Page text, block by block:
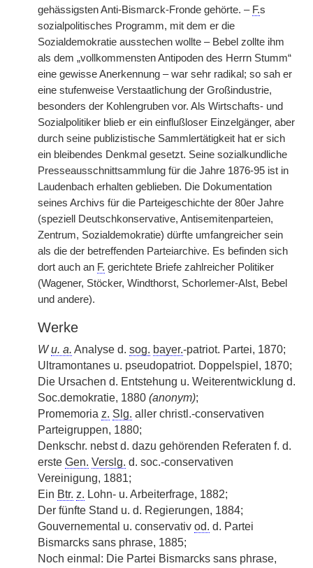
gehässigsten Anti-Bismarck-Fronde gehörte. – F.s
sozialpolitisches Programm, mit dem er die
Sozialdemokratie ausstechen wollte – Bebel zollte ihm
als dem „vollkommensten Antipoden des Herrn Stumm“
eine gewisse Anerkennung – war sehr radikal; so sah er
eine stufenweise Verstaatlichung der Großindustrie,
besonders der Kohlengruben vor. Als Wirtschafts- und
Sozialpolitiker blieb er ein einflußloser Einzelgänger, aber
durch seine publizistische Sammlertätigkeit hat er sich
ein bleibendes Denkmal gesetzt. Seine sozialkundliche
Presseausschnittsammlung für die Jahre 1876-95 ist in
Laudenbach erhalten geblieben. Die Dokumentation
seines Archivs für die Parteigeschichte der 80er Jahre
(speziell Deutschkonservative, Antisemitenparteien,
Zentrum, Sozialdemokratie) dürfte umfangreicher sein
als die der betreffenden Parteiarchive. Es befinden sich
dort auch an F. gerichtete Briefe zahlreicher Politiker
(Wagener, Stöcker, Windthorst, Schorlemer-Alst, Bebel
und andere).
Werke
Wu. a. Analyse d. sog. bayer.-patriot. Partei, 1870;
Ultramontanes u. pseudopatriot. Doppelspiel, 1870;
Die Ursachen d. Entstehung u. Weiterentwicklung d.
Soc.demokratie, 1880 (anonym);
Promemoria z. Slg. aller christl.-conservativen
Parteigruppen, 1880;
Denkschr. nebst d. dazu gehörenden Referaten f. d.
erste Gen. Verslg. d. soc.-conservativen
Vereinigung, 1881;
Ein Btr. z. Lohn- u. Arbeiterfrage, 1882;
Der fünfte Stand u. d. Regierungen, 1884;
Gouvernemental u. conservativ od. d. Partei
Bismarcks sans phrase, 1885;
Noch einmal: Die Partei Bismarcks sans phrase,